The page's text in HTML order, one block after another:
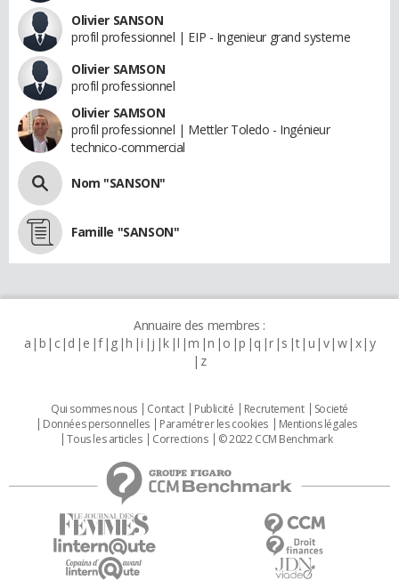
Olivier SANSON
profil professionnel | EIP - Ingenieur grand systeme
Olivier SAMSON
profil professionnel
Olivier SAMSON
profil professionnel | Mettler Toledo - Ingénieur
technico-commercial
Nom "SANSON"
Famille "SANSON"
Annuaire des membres :
a b c d e f g h i j k l m n o p q r s t u v w x y
z
Qui sommes nous Contact Publicité Recrutement
Societé
Données personnelles
Paramétrer les cookies
Mentions légales
Tous les articles
Corrections © 2022 CCM Benchmark